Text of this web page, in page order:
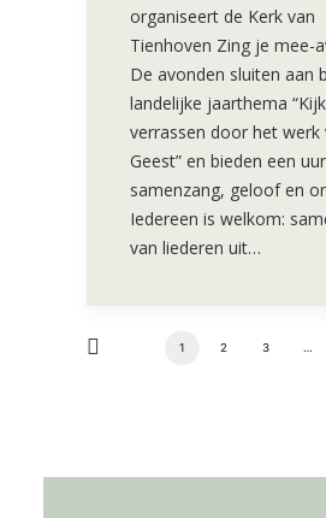
organiseert de Kerk van
Tienhoven Zing je mee-
De avonden sluiten aan
landelijke jaarthema
verrassen door het werk
Geest” en bieden een
samenzang, geloof en
Iedereen is welkom:
van liederen uit…
1 2 3 …